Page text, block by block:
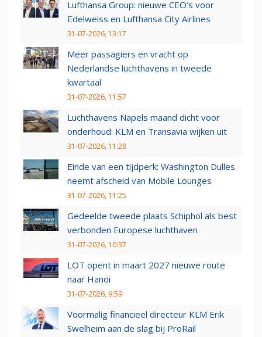
Lufthansa Group: nieuwe CEO’s voor
Edelweiss en Lufthansa City Airlines
31-07-2026, 13:17
Meer passagiers en vracht op
Nederlandse luchthavens in tweede
kwartaal
31-07-2026, 11:57
Luchthavens Napels maand dicht voor
onderhoud: KLM en Transavia wijken uit
31-07-2026, 11:28
Einde van een tijdperk: Washington Dulles
neemt afscheid van Mobile Lounges
31-07-2026, 11:25
Gedeelde tweede plaats Schiphol als best
verbonden Europese luchthaven
31-07-2026, 10:37
LOT opent in maart 2027 nieuwe route
naar Hanoi
31-07-2026, 9:59
Voormalig financieel directeur KLM Erik
Swelheim aan de slag bij ProRail